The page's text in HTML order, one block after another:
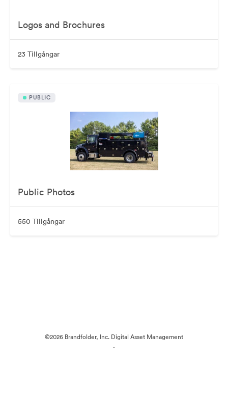
Logos and Brochures
23 Tillgångar
PUBLIC
Public Photos
550 Tillgångar
©2026 Brandfolder, Inc. Digital Asset Management
·